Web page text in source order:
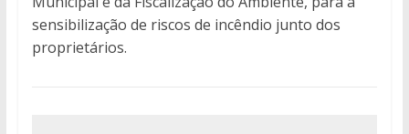
sensibilização de riscos de incêndio junto dos
proprietários.